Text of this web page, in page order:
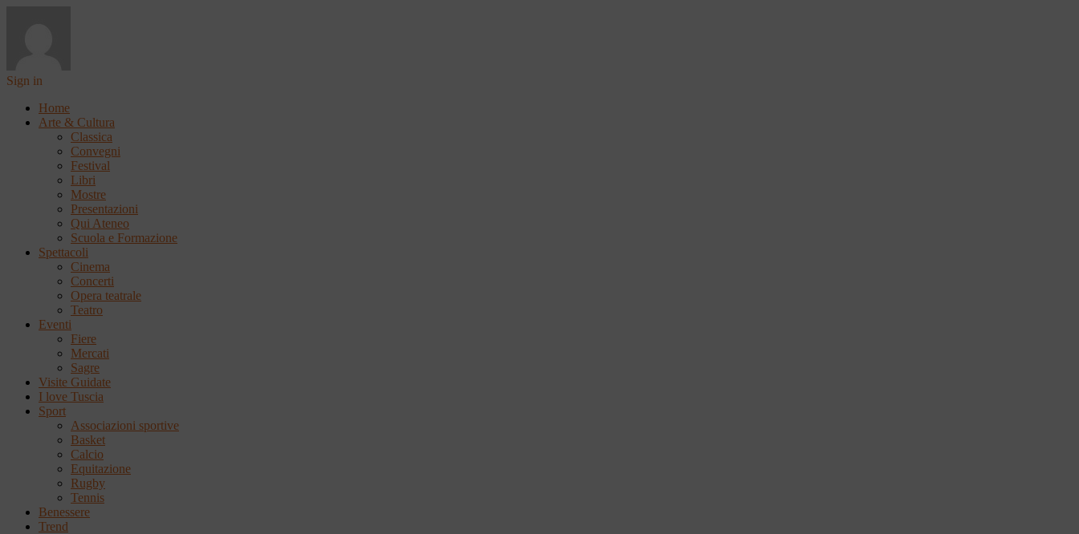
Sign in
Home
Arte & Cultura
Classica
Convegni
Festival
Libri
Mostre
Presentazioni
Qui Ateneo
Scuola e Formazione
Spettacoli
Cinema
Concerti
Opera teatrale
Teatro
Eventi
Fiere
Mercati
Sagre
Visite Guidate
I love Tuscia
Sport
Associazioni sportive
Basket
Calcio
Equitazione
Rugby
Tennis
Benessere
Trend